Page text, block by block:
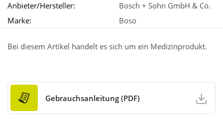
Anbieter/Hersteller:
Bosch + Sohn GmbH & Co.
Marke:
Boso
Bei diesem Artikel handelt es sich um ein Medizinprodukt.
Gebrauchsanleitung (PDF)